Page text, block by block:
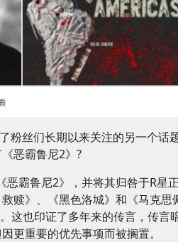
粉丝们长期以来关注的另一个话
恶霸鲁尼2》?
恶霸鲁尼2》，并将其归咎于R星
赎》、《黑色洛城》和《马克思
这也印证了多年来的传言，传言
更重要的优先事项而被搁置。